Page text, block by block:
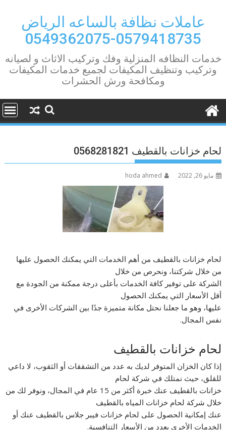
contentعاملات نظافة بالساعه الرياض
0579418735-0549362075
خدمات النظافه المنزلية وفك وتركيب الاثاث و لصيانه
وتركيب وتنظيف المكيفات لجميع خدمات المكيفات
ومكافحة ورش الحشرات
لحام خزانات بالقطيف 0568281821
مايو 26, 2022 hoda ahmed
لحام خزانات بالقطيف من أهم الخدمات التي يمكنك الحصول عليها
من خلال شركتنا، ونحرص من خلال
الشركة على توفير كافة الخدمات بأعلى درجة ممكنة من الجودة مع
أقل الأسعار التي يمكنك الحصول
عليها، وهو ما جعلنا نحتل مكانة متميزة جدًا بين الشركات الأخرى في
نفس المجال.
لحام خزانات بالقطيف
إذا كان الخزان المتوفر لديك به عدد من التشققات أو الثقوب، لا داعي
للقلق، حيث نمتلك في شركة لحام
خزانات بالقطيف عنك خبرة أكثر من 15 عام في المجال، ونوفر لك من
خلال شركة لحام خزانات المياه بالقطيف
عنك إمكانية الحصول على لحام خزانات فيبر جلاس بالقطيف عنك أو
الخدمات الأخرى بعدد من الأسعار التنافسية.